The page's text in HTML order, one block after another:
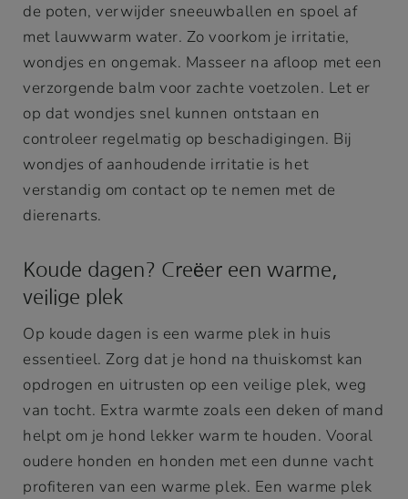
de poten, verwijder sneeuwballen en spoel af
met lauwwarm water. Zo voorkom je irritatie,
wondjes en ongemak. Masseer na afloop met een
verzorgende balm voor zachte voetzolen. Let er
op dat wondjes snel kunnen ontstaan en
controleer regelmatig op beschadigingen. Bij
wondjes of aanhoudende irritatie is het
verstandig om contact op te nemen met de
dierenarts.
Koude dagen? Creëer een warme,
veilige plek
Op koude dagen is een warme plek in huis
essentieel. Zorg dat je hond na thuiskomst kan
opdrogen en uitrusten op een veilige plek, weg
van tocht. Extra warmte zoals een deken of mand
helpt om je hond lekker warm te houden. Vooral
oudere honden en honden met een dunne vacht
profiteren van een warme plek. Een warme plek